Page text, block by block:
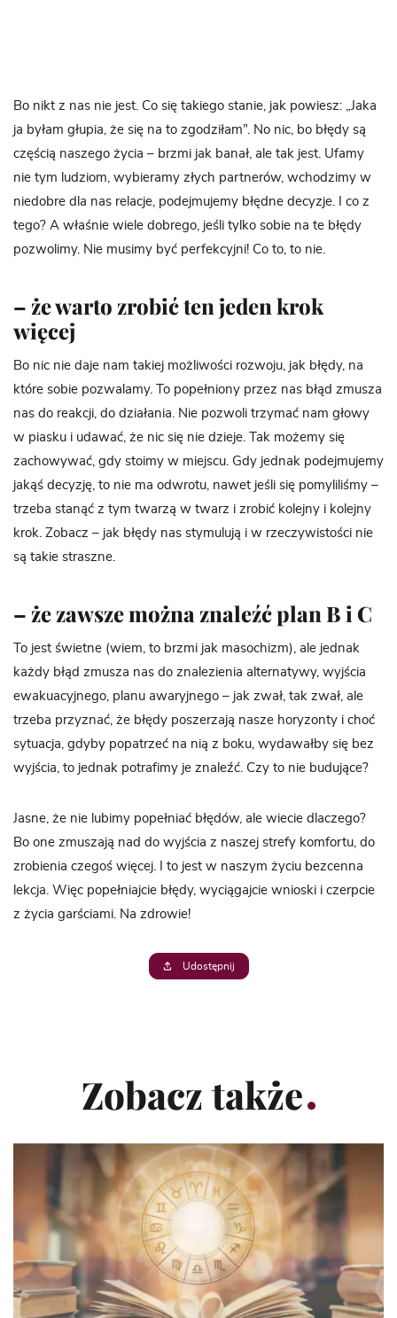
Bo nikt z nas nie jest. Co się takiego stanie, jak powiesz: „Jaka
ja byłam głupia, że się na to zgodziłam”. No nic, bo błędy są
częścią naszego życia – brzmi jak banał, ale tak jest. Ufamy
nie tym ludziom, wybieramy złych partnerów, wchodzimy w
niedobre dla nas relacje, podejmujemy błędne decyzje. I co z
tego? A właśnie wiele dobrego, jeśli tylko sobie na te błędy
pozwolimy. Nie musimy być perfekcyjni! Co to, to nie.
– że warto zrobić ten jeden krok
więcej
Bo nic nie daje nam takiej możliwości rozwoju, jak błędy, na
które sobie pozwalamy. To popełniony przez nas błąd zmusza
nas do reakcji, do działania. Nie pozwoli trzymać nam głowy
w piasku i udawać, że nic się nie dzieje. Tak możemy się
zachowywać, gdy stoimy w miejscu. Gdy jednak podejmujemy
jakąś decyzję, to nie ma odwrotu, nawet jeśli się pomyliliśmy –
trzeba stanąć z tym twarzą w twarz i zrobić kolejny i kolejny
krok. Zobacz – jak błędy nas stymulują i w rzeczywistości nie
są takie straszne.
– że zawsze można znaleźć plan B i C
To jest świetne (wiem, to brzmi jak masochizm), ale jednak
każdy błąd zmusza nas do znalezienia alternatywy, wyjścia
ewakuacyjnego, planu awaryjnego – jak zwał, tak zwał, ale
trzeba przyznać, że błędy poszerzają nasze horyzonty i choć
sytuacja, gdyby popatrzeć na nią z boku, wydawałby się bez
wyjścia, to jednak potrafimy je znaleźć. Czy to nie budujące?
Jasne, że nie lubimy popełniać błędów, ale wiecie dlaczego?
Bo one zmuszają nad do wyjścia z naszej strefy komfortu, do
zrobienia czegoś więcej. I to jest w naszym życiu bezcenna
lekcja. Więc popełniajcie błędy, wyciągajcie wnioski i czerpcie
z życia garściami. Na zdrowie!
Udostępnij
Zobacz także